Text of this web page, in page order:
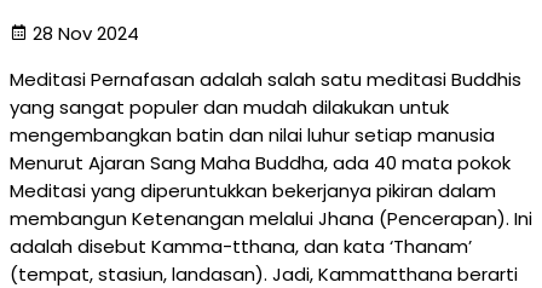
28 Nov 2024
Meditasi Pernafasan adalah salah satu meditasi Buddhis
yang sangat populer dan mudah dilakukan untuk
mengembangkan batin dan nilai luhur setiap manusia
Menurut Ajaran Sang Maha Buddha, ada 40 mata pokok
Meditasi yang diperuntukkan bekerjanya pikiran dalam
membangun Ketenangan melalui Jhana (Pencerapan). Ini
adalah disebut Kamma-tthana, dan kata ‘Thanam’
(tempat, stasiun, landasan). Jadi, Kammatthana berarti